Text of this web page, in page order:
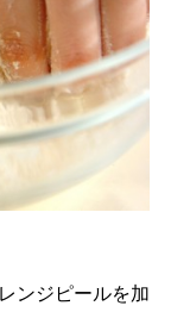
ンジピールを加